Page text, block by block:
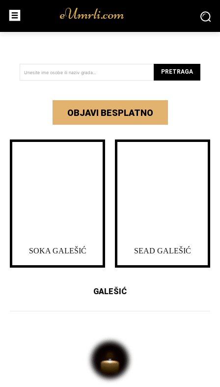
Unesite ime osobe ili naziv grada... PRETRAGA
OBJAVI BESPLATNO
SOKA GALEŠIĆ SEAD GALEŠIĆ
GALEŠIĆ